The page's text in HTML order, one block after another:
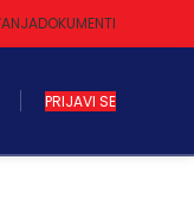
DOKUMENTI
PRIJAVI SE